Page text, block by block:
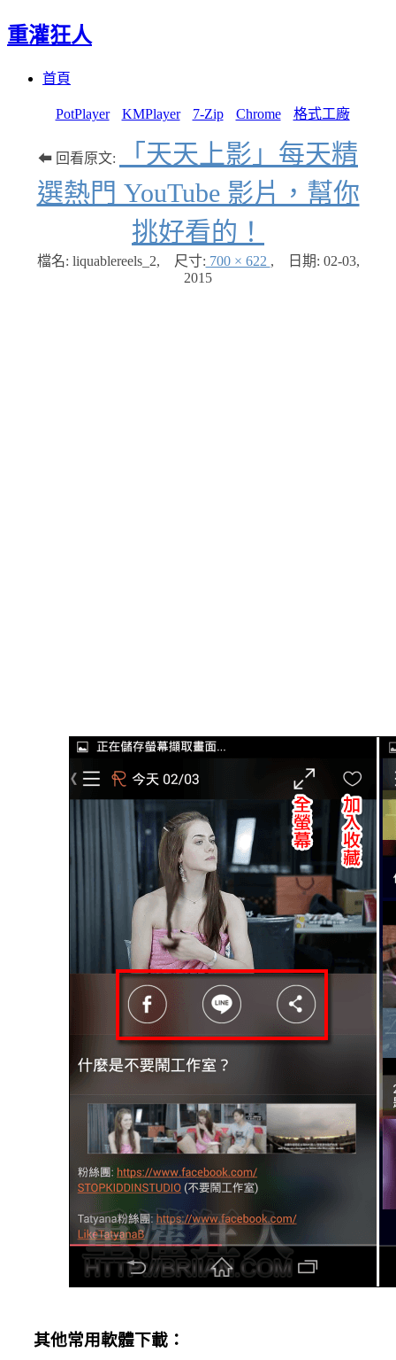
重灌狂人
首頁
PotPlayer KMPlayer 7-Zip Chrome 格式工廠
⬅ 回看原文:
「天天上影」每天精
選熱門 YouTube 影片，幫你
挑好看的！
檔名: liquablereels_2, 尺寸: 700 × 622 , 日期: 02-03,
2015
其他常用軟體下載：